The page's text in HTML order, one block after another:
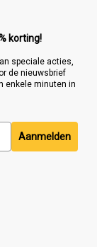
korting!
speciale acties,
de nieuwsbrief
enkele minuten in
Aanmelden